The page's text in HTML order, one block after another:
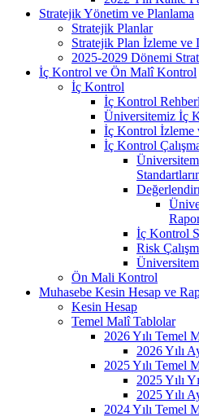
Stratejik Yönetim ve Planlama
Stratejik Planlar
Stratejik Plan İzleme ve
2025-2029 Dönemi
İç Kontrol ve Ön Malî Kontrol
İç Kontrol
İç Kontrol
Üniversitemiz İç
İç Kontrol İzleme
İç Kontrol
İç Kontrol
Risk
Ön Mali Kontrol
Muhasebe Kesin Hesap ve
Kesin Hesap
Temel Malî Tablolar
2026 Yılı Temel
2026 Yılı
2025 Yılı Temel
2025 Yılı
2025 Yılı
2024 Yılı Temel